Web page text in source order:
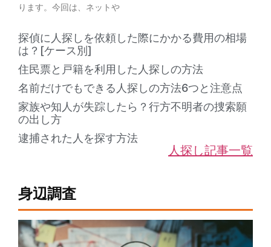
ります。今回は、ネットや
探偵に人探しを依頼した際にかかる費用の相場
は？[ケース別]
住民票と戸籍を利用した人探しの方法
名前だけでもできる人探しの方法6つと注意点
家族や知人が失踪したら？行方不明者の捜索願
の出し方
逮捕された人を探す方法
人探し記事一覧
身辺調査